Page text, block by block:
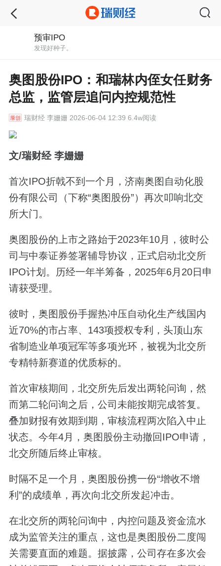
预审IPO
发现好种子。
奥图股份IPO：和瑞林内侄女任财务
总监，监管层追问内控规范性
瑞财经李姗姗 2026-06-04 12:39 6.4w阅读
文/瑞财经 李姗姗
首次IPO折戟不到一个月，济南奥图自动化股
份有限公司（下称“奥图股份”）再次叩响北交
所大门。
奥图股份的上市之路始于2023年10月，彼时公
司与中泰证券签署辅导协议，正式启动北交所
IPO计划。历经一年半筹备，2025年6月20日申
请获受理。
彼时，奥图股份手握热冲压自动化生产线国内
近70%的市占率、143项授权专利，头顶山东
省制造业单项冠军等多项光环，被视为北交所
专精特新赛道的优质标的。
首次审核期间，北交所先后发出两轮问询，然
而第二轮问询之后，公司未能按期完成答复。
叠加财报有效期到期，审核流程两次陷入中止
状态。今年4月，奥图股份主动撤回IPO申请，
北交所随后终止审核。
时隔不足一个月，奥图股份携一份“增收不增
利”的成绩单，再次向北交所发起冲击。
在北交所的两轮问询中，内控问题及资金流水
成为监管关注的重点，这也是奥图股份二度闯
关需要直面的难题。据披露，公司存在多次会